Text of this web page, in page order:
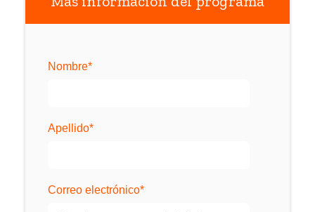
Nombre*
Apellido*
Correo electrónico*